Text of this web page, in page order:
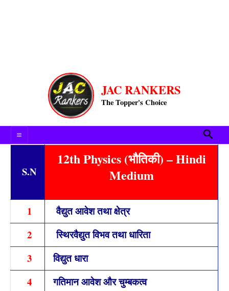
JAC RANKERS
The Topper's Choice
S.N
12th Physics (भौतिकी) – Hindi
Medium
1
वैद्युत आवेश तथा क्षेत्र
2
स्थिरवैद्युत विभव तथा धारिता
3
विद्युत धारा
4
गतिमान आवेश और चुम्बकत्व